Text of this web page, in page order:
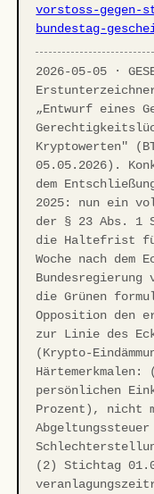
vorstoss-gegen-
bundestag-
2026-05-05 ·
„Entwurf eines
Kryptowerten"
05.05.2026).
dem
2025: nun ein
der § 23 Abs. 1
die Haltefrist
Woche nach dem
Bundesregierung
die Grünen
Opposition den
zur Linie des
(Krypto-
Härtemerkmalen:
persönlichen
Prozent), nicht
(2) Stichtag